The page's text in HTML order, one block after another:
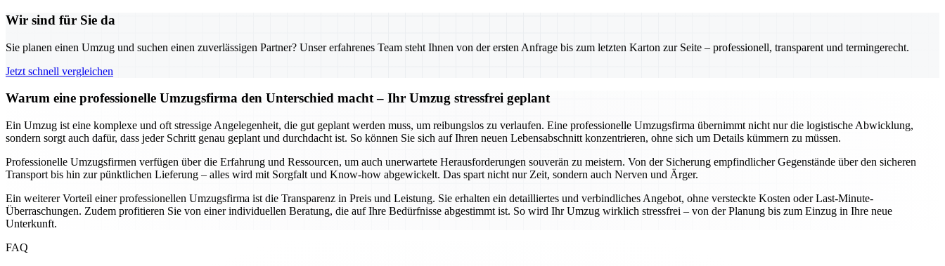
Wir sind für Sie da
Sie planen einen Umzug und suchen einen zuverlässigen Partner? Unser erfahrenes Team steht Ihnen von der ersten Anfrage bis zum letzten Karton zur Seite – professionell, transparent und termingerecht.
Jetzt schnell vergleichen
Warum eine professionelle Umzugsfirma den Unterschied macht – Ihr Umzug stressfrei geplant
Ein Umzug ist eine komplexe und oft stressige Angelegenheit, die gut geplant werden muss, um reibungslos zu verlaufen. Eine professionelle Umzugsfirma übernimmt nicht nur die logistische Abwicklung,
sondern sorgt auch dafür, dass jeder Schritt genau geplant und durchdacht ist. So können Sie sich auf Ihren neuen Lebensabschnitt konzentrieren, ohne sich um Details kümmern zu müssen.
Professionelle Umzugsfirmen verfügen über die Erfahrung und Ressourcen, um auch unerwartete Herausforderungen souverän zu meistern. Von der Sicherung empfindlicher Gegenstände über den sicheren
Transport bis hin zur pünktlichen Lieferung – alles wird mit Sorgfalt und Know-how abgewickelt. Das spart nicht nur Zeit, sondern auch Nerven und Ärger.
Ein weiterer Vorteil einer professionellen Umzugsfirma ist die Transparenz in Preis und Leistung. Sie erhalten ein detailliertes und verbindliches Angebot, ohne versteckte Kosten oder Last-Minute-
Überraschungen. Zudem profitieren Sie von einer individuellen Beratung, die auf Ihre Bedürfnisse abgestimmt ist. So wird Ihr Umzug wirklich stressfrei – von der Planung bis zum Einzug in Ihre neue
Unterkunft.
FAQ